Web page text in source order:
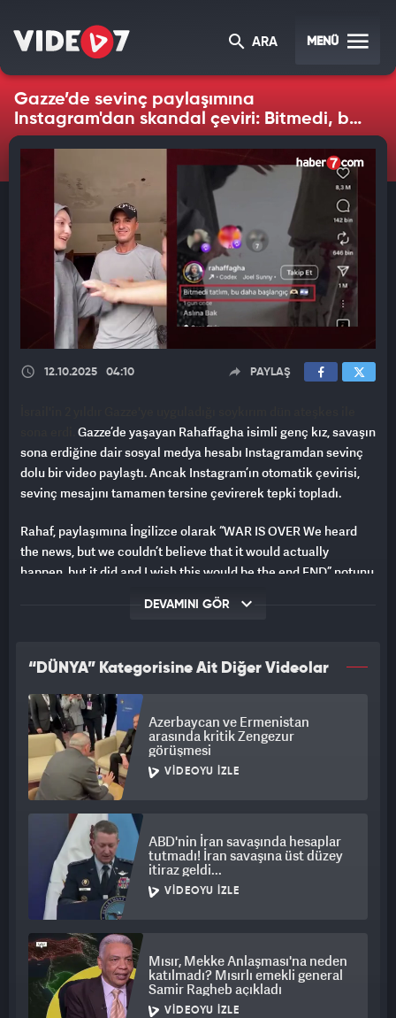
ARA MENÜ
Gazze’de sevinç paylaşımına
Instagram'dan skandal çeviri: Bitmedi, bu
daha başlangıç!
12.10.2025 04:10 PAYLAŞ
Gazze’de yaşayan Rahaffagha isimli genç kız, savaşın
sona erdiğine dair sosyal medya hesabı Instagramdan sevinç
dolu bir video paylaştı. Ancak Instagram’ın otomatik çevirisi,
sevinç mesajını tamamen tersine çevirerek tepki topladı.
Rahaf, paylaşımına İngilizce olarak “WAR IS OVER We heard
the news, but we couldn’t believe that it would actually
happen, but it did and I wish this would be the end END” notunu
skandal biçimde “Bitmedi tatlım, bu daha başlangıç” olarak
KULLANICILAR TEPKİ GÖSTERDİ
Türkiye'de çeviriyi gören birçok kullanıcı Instagram’ı
duyarsızlık ve sorumsuzlukla suçladı.
Artan tepkilerin ardından bu kez “TÜRKÇE ÇEVİRİ DÜZELSİN,
ANLAMINI DAHA İYİ İFADE EDELİM!” notunu ekleyerek çeviriyi
VİDEO VİRAL OLDU
Reels videosuna kısa binlerce yorum yağdı ve o samimi anlar
milyonlarca kişi tarafından izlendi. Etkileşim rekorları kısan
video 2. günüde 107 milyon seyredilmeye ulaştı.
DEVAMINI GÖR
“DÜNYA” Kategorisine Ait Diğer Videolar
Azerbaycan ve Ermenistan
arasında kritik Zengezur
görüşmesi
VIDEOYU İZLE
ABD'nin İran savaşında hesaplar
tutmadı! İran savaşına üst düzey
itiraz geldi...
VIDEOYU İZLE
Mısır, Mekke Anlaşması'na neden
katılmadı? Mısırlı emekli general
Samir Ragheb açıkladı
VIDEOYU İZLE